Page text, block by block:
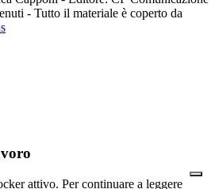
- Tutto il materiale è coperto da
attivo. Per continuare a leggere